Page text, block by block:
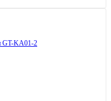
GT-KA01-2